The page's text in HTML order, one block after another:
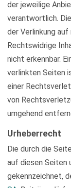
der jeweilige
verantwortlich.
der Verlinkung
Rechtswidrige
nicht erkennbar.
verlinkten Seiten
einer
von
umgehend
Urheberrecht
Die durch die
auf diesen Seiten
gekennzeichnet,